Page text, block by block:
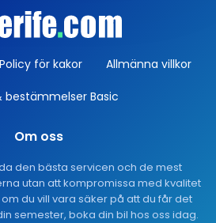
Policy för kakor Allmänna villkor
bestämmelser Basic
Om oss
den bästa servicen och de mest
utan att kompromissa med kvalitet
du vill vara säker på att du får det
semester, boka din bil hos oss idag.